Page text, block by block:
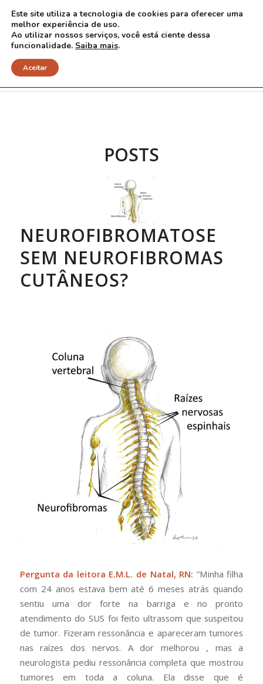
Arquivo para Tag: NF1 espinhal
POSTS
NEUROFIBROMATOSE
SEM NEUROFIBROMAS
CUTÂNEOS?
Pergunta da leitora E.M.L. de Natal, RN: ”Minha filha
com 24 anos estava bem até 6 meses atrás quando
sentiu uma dor forte na barriga e no pronto
atendimento do SUS foi feito ultrassom que suspeitou
de tumor. Fizeram ressonância e apareceram tumores
nas raízes dos nervos. A dor melhorou , mas a
neurologista pediu ressonância completa que mostrou
tumores em toda a coluna. Ela disse que é
Este site utiliza a tecnologia de cookies para oferecer uma
melhor experiência de uso.
Ao utilizar nossos serviços, você está ciente dessa
funcionalidade. Saiba mais.
Aceitar